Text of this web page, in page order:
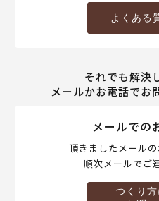
よくある
それでも解決
メールかお電話でお
メールでの
頂きましたメールの
順次メールでご
つくり